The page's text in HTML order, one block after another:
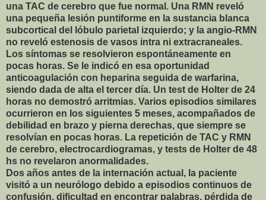
una TAC de cerebro que fue normal. Una RMN reveló
una pequeña lesión puntiforme en la sustancia blanca
subcortical del lóbulo parietal izquierdo; y la angio-RMN
no reveló estenosis de vasos intra ni extracraneales.
Los síntomas se resolvieron espontáneamente en
pocas horas. Se le indicó en esa oportunidad
anticoagulación con heparina seguida de warfarina,
siendo dada de alta el tercer día. Un test de Holter de 24
horas no demostró arritmias. Varios episodios similares
ocurrieron en los siguientes 5 meses, acompañados de
debilidad en brazo y pierna derechas, que siempre se
resolvían en pocas horas. La repetición de TAC y RMN
de cerebro, electrocardiogramas, y tests de Holter de 48
hs no revelaron anormalidades.
Dos años antes de la internación actual, la paciente
visitó a un neurólogo debido a episodios continuos de
confusión, dificultad en encontrar palabras, pérdida de